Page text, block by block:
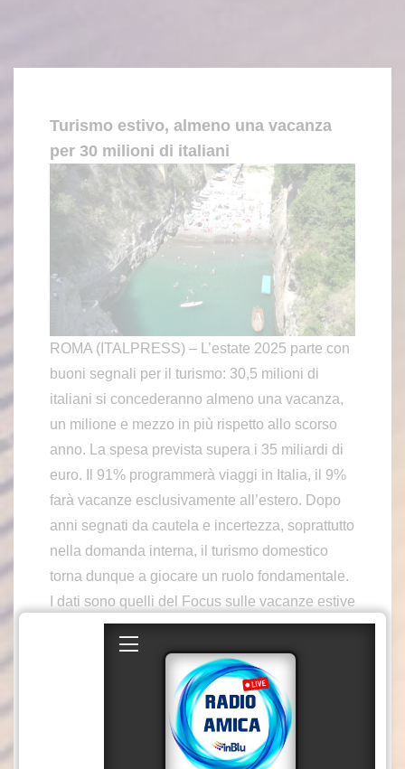
Turismo estivo, almeno una vacanza
per 30 milioni di italiani
ROMA (ITALPRESS) – L’estate 2025 parte con
buoni segnali per il turismo: 30,5 milioni di
italiani si concederanno almeno una vacanza,
un milione e mezzo in più rispetto allo scorso
anno. La spesa prevista supera i 35 miliardi di
euro. Il 91% programmerà viaggi in Italia, il 9%
farà vacanze esclusivamente all’estero. Dopo
anni segnati da cautela e incertezza, soprattutto
nella domanda interna, il turismo domestico
torna dunque a giocare un ruolo fondamentale.
I dati sono quelli del Focus sulle vacanze estive
degli italiani dell’Osservatorio Turismo
Confcommercio, realizzato in collaborazione
con SWG. Agosto si conferma in testa alle
preferenze per viaggi di sette giorni o più. Il
mese di luglio è quello che fa registrare però il
maggiore incremento delle partenze per